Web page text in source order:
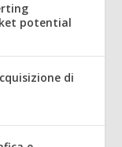
potential
di